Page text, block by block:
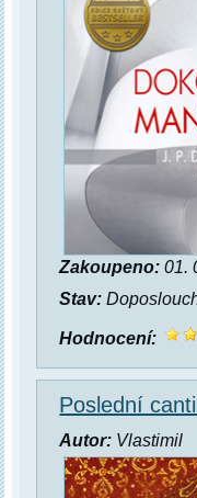
Zakoupeno: 01.
Stav:
Hodnocení:
Poslední
Autor: Vlastimil